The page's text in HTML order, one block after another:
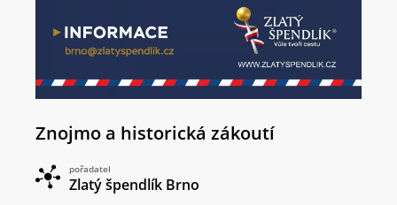
Znojmo a historická zákoutí
pořadatel
Zlatý špendlík Brno